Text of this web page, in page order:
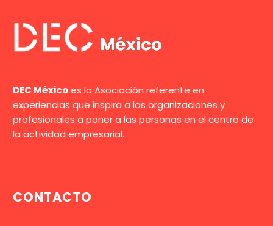
DEC Méxicoes la Asociación referente en
experiencias que inspira a las organizaciones y
profesionales a poner a las personas en el centro de
la actividad empresarial.
CONTACTO